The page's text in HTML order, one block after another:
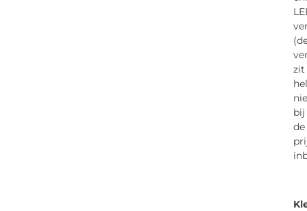
zit
bij
de